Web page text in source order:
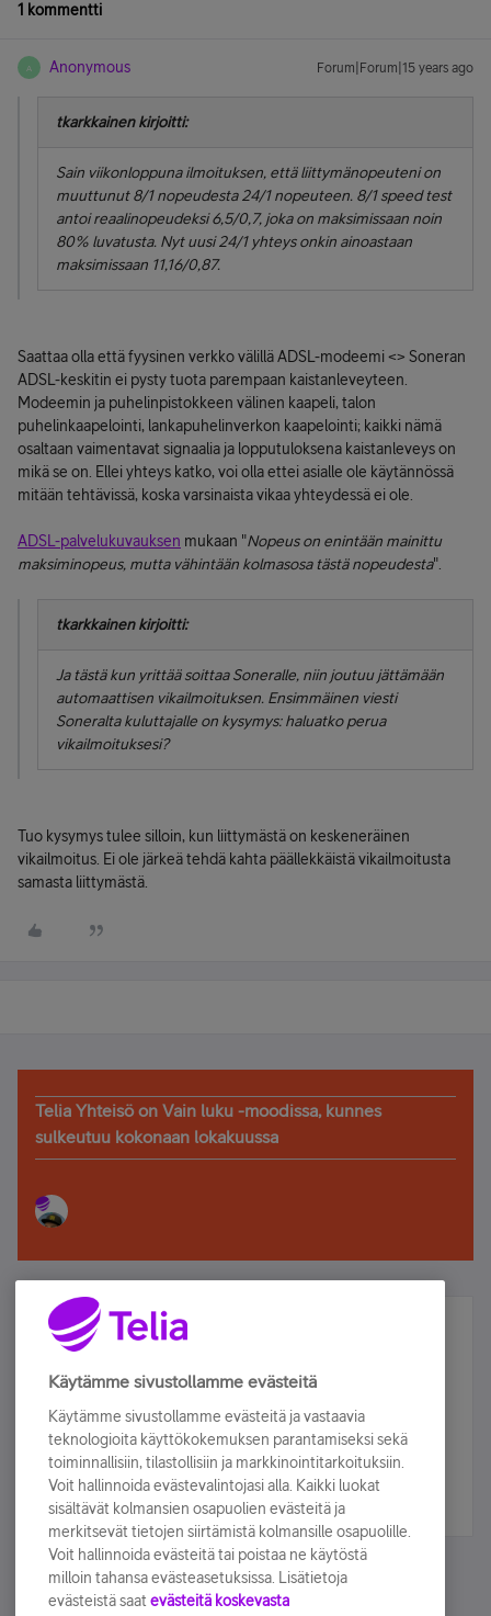
1 kommentti
A Anonymous Forum|Forum|15 years ago
tkarkkainen kirjoitti:
Sain viikonloppuna ilmoituksen, että liittymänopeuteni on
muuttunut 8/1 nopeudesta 24/1 nopeuteen. 8/1 speed test
antoi reaalinopeudeksi 6,5/0,7, joka on maksimissaan noin
80% luvatusta. Nyt uusi 24/1 yhteys onkin ainoastaan
maksimissaan 11,16/0,87.
Saattaa olla että fyysinen verkko välillä ADSL-modeemi <> Soneran
ADSL-keskitin ei pysty tuota parempaan kaistanleveyteen.
Modeemin ja puhelinpistokkeen välinen kaapeli, talon
puhelinkaapelointi, lankapuhelinverkon kaapelointi; kaikki nämä
osaltaan vaimentavat signaalia ja lopputuloksena kaistanleveys on
mikä se on. Ellei yhteys katko, voi olla ettei asialle ole käytännössä
mitään tehtävissä, koska varsinaista vikaa yhteydessä ei ole.
ADSL-palvelukuvauksen mukaan "Nopeus on enintään mainittu
maksiminopeus, mutta vähintään kolmasosa tästä nopeudesta".
tkarkkainen kirjoitti:
Ja tästä kun yrittää soittaa Soneralle, niin joutuu jättämään
automaattisen vikailmoituksen. Ensimmäinen viesti
Soneralta kuluttajalle on kysymys: haluatko perua
vikailmoituksesi?
Tuo kysymys tulee silloin, kun liittymästä on keskeneräinen
vikailmoitus. Ei ole järkeä tehdä kahta päällekkäistä vikailmoitusta
samasta liittymästä.
Telia Yhteisö on Vain luku -moodissa, kunnes
sulkeutuu kokonaan lokakuussa
Älä jää paitsi – osallistu ja voita!
Tilaa Telian uutiskirje ja olet mukana arvonnassa.
sähköpostiisi.
Tilaa nyt
Käytämme sivustollamme evästeitä
Käytämme sivustollamme evästeitä ja vastaavia
teknologioita käyttökokemuksen parantamiseksi sekä
toiminnallisiin, tilastollisiin ja markkinointitarkoituksiin.
Voit hallinnoida evästevalintojasi alla. Kaikki luokat
sisältävät kolmansien osapuolien evästeitä ja
merkitsevät tietojen siirtämistä kolmansille osapuolille.
Voit hallinnoida evästeitä tai poistaa ne käytöstä
milloin tahansa evästeasetuksissa. Lisätietoja
evästeistä saat evästeitä koskevasta